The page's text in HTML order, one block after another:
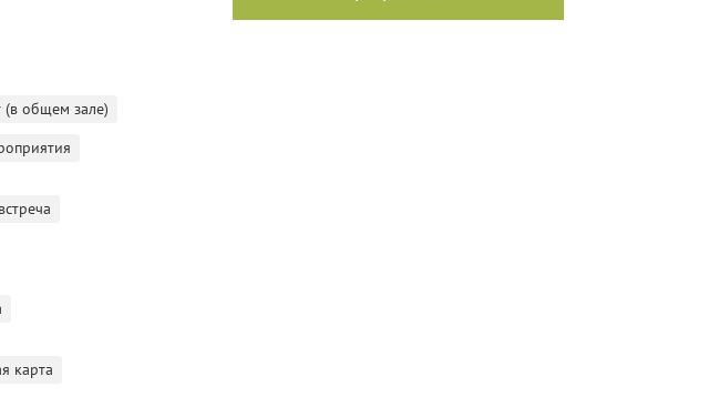
в
(в общем зале)
карта